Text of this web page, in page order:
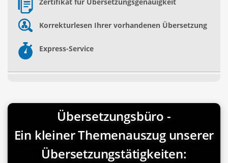
Korrekturlesen Ihrer vorhandenen Übersetzung
Express-Service
Übersetzungsbüro -
Ein kleiner Themenauszug unserer
Übersetzungstätigkeiten: